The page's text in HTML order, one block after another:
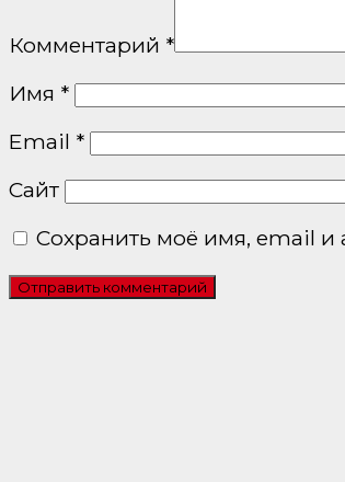
Комментарий *
Имя *
Email *
Сайт
Сохранить моё имя, email и